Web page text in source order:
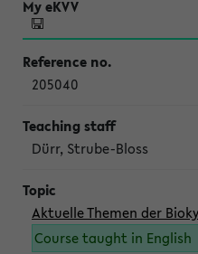
205040
Dürr, Strube-Bloss
Aktuelle Themen der
Course taught in English